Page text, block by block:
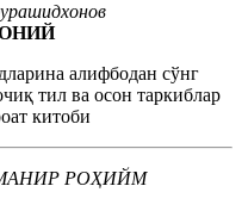
алифбодан сўнг
тил ва осон таркиблар
китоби
РОҲИЙМ